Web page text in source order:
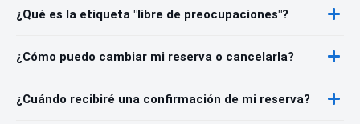
¿Qué es la etiqueta "libre de preocupaciones"?
¿Cómo puedo cambiar mi reserva o cancelarla?
¿Cuándo recibiré una confirmación de mi reserva?